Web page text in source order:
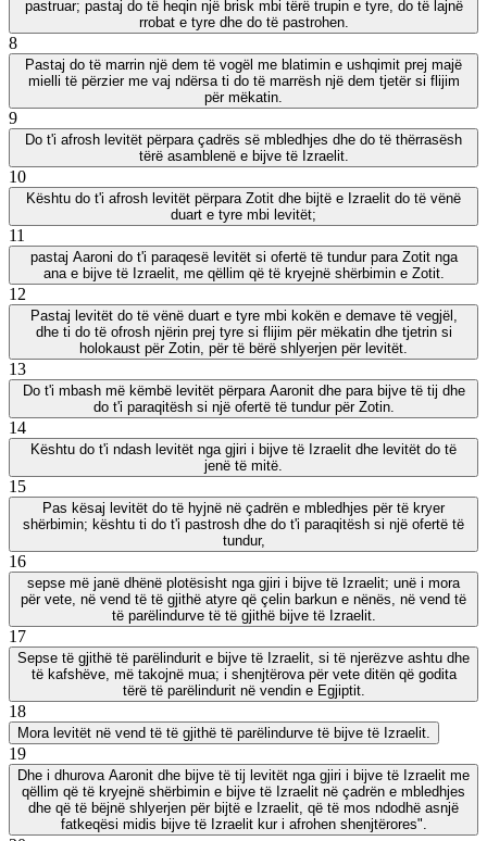
pastruar; pastaj do të heqin një brisk mbi tërë trupin e tyre, do të lajnë
rrobat e tyre dhe do të pastrohen.
8
Pastaj do të marrin një dem të vogël me blatimin e ushqimit prej majë
mielli të përzier me vaj ndërsa ti do të marrësh një dem tjetër si flijim
për mëkatin.
9
Do t'i afrosh levitët përpara çadrës së mbledhjes dhe do të thërrasësh
tërë asamblenë e bijve të Izraelit.
10
Kështu do t'i afrosh levitët përpara Zotit dhe bijtë e Izraelit do të vënë
duart e tyre mbi levitët;
11
pastaj Aaroni do t'i paraqesë levitët si ofertë të tundur para Zotit nga
ana e bijve të Izraelit, me qëllim që të kryejnë shërbimin e Zotit.
12
Pastaj levitët do të vënë duart e tyre mbi kokën e demave të vegjël,
dhe ti do të ofrosh njërin prej tyre si flijim për mëkatin dhe tjetrin si
holokaust për Zotin, për të bërë shlyerjen për levitët.
13
Do t'i mbash më këmbë levitët përpara Aaronit dhe para bijve të tij dhe
do t'i paraqitësh si një ofertë të tundur për Zotin.
14
Kështu do t'i ndash levitët nga gjiri i bijve të Izraelit dhe levitët do të
jenë të mitë.
15
Pas kësaj levitët do të hyjnë në çadrën e mbledhjes për të kryer
shërbimin; kështu ti do t'i pastrosh dhe do t'i paraqitësh si një ofertë të
tundur,
16
sepse më janë dhënë plotësisht nga gjiri i bijve të Izraelit; unë i mora
për vete, në vend të të gjithë atyre që çelin barkun e nënës, në vend të
të parëlindurve të të gjithë bijve të Izraelit.
17
Sepse të gjithë të parëlindurit e bijve të Izraelit, si të njerëzve ashtu dhe
të kafshëve, më takojnë mua; i shenjtërova për vete ditën që godita
tërë të parëlindurit në vendin e Egjiptit.
18
Mora levitët në vend të të gjithë të parëlindurve të bijve të Izraelit.
19
Dhe i dhurova Aaronit dhe bijve të tij levitët nga gjiri i bijve të Izraelit me
qëllim që të kryejnë shërbimin e bijve të Izraelit në çadrën e mbledhjes
dhe që të bëjnë shlyerjen për bijtë e Izraelit, që të mos ndodhë asnjë
fatkeqësi midis bijve të Izraelit kur i afrohen shenjtërores".